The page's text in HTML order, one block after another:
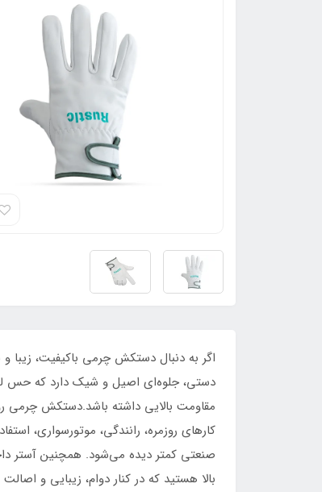
دستی، جلوه‌ای اصیل و شیک دارد که حس
کارهای روزمره، رانندگی، موتورسواری،
صنعتی کمتر دیده می‌شود. همچنین آستر